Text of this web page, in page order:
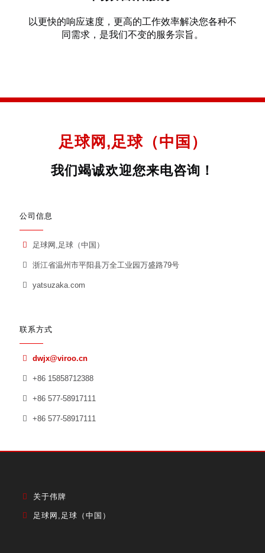
以更快的响应速度，更高的工作效率解决您各种不
同需求，是我们不变的服务宗旨。
足球网,足球（中国）
我们竭诚欢迎您来电咨询！
公司信息
足球网,足球（中国）
浙江省温州市平阳县万全工业园万盛路79号
yatsuzaka.com
联系方式
dwjx@viroo.cn
+86 15858712388
+86 577-58917111
+86 577-58917111
关于伟牌
足球网,足球（中国）